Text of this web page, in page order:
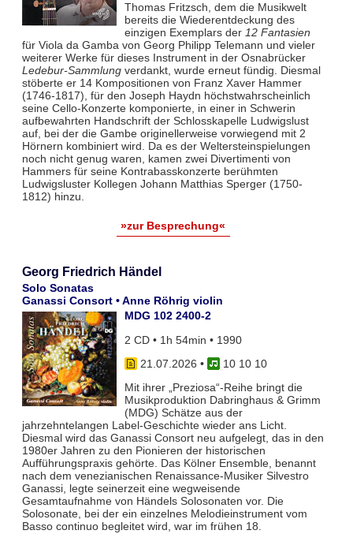
Thomas Fritzsch, dem die Musikwelt
bereits die Wiederentdeckung des
einzigen Exemplars der 12 Fantasien
für Viola da Gamba von Georg Philipp Telemann und vieler
weiterer Werke für dieses Instrument in der Osnabrücker
Ledebur-Sammlungverdankt, wurde erneut fündig. Diesmal
stöberte er 14 Kompositionen von Franz Xaver Hammer
(1746-1817), für den Joseph Haydn höchstwahrscheinlich
seine Cello-Konzerte komponierte, in einer in Schwerin
aufbewahrten Handschrift der Schlosskapelle Ludwigslust
auf, bei der die Gambe originellerweise vorwiegend mit 2
Hörnern kombiniert wird. Da es der Weltersteinspielungen
noch nicht genug waren, kamen zwei Divertimenti von
Hammers für seine Kontrabasskonzerte berühmten
Ludwigsluster Kollegen Johann Matthias Sperger (1750-
1812) hinzu.
»zur Besprechung«
Georg Friedrich Händel
Solo Sonatas
Ganassi Consort • Anne Röhrig violin
MDG 102 2400-2
2 CD • 1h 54min • 1990
21.07.2026 •
10 10 10
Mit ihrer „Preziosa“-Reihe bringt die
Musikproduktion Dabringhaus & Grimm
(MDG) Schätze aus der
jahrzehntelangen Label-Geschichte wieder ans Licht.
Diesmal wird das Ganassi Consort neu aufgelegt, das in den
1980er Jahren zu den Pionieren der historischen
Aufführungspraxis gehörte. Das Kölner Ensemble, benannt
nach dem venezianischen Renaissance-Musiker Silvestro
Ganassi, legte seinerzeit eine wegweisende
Gesamtaufnahme von Händels Solosonaten vor. Die
Solosonate, bei der ein einzelnes Melodieinstrument vom
Basso continuo begleitet wird, war im frühen 18.